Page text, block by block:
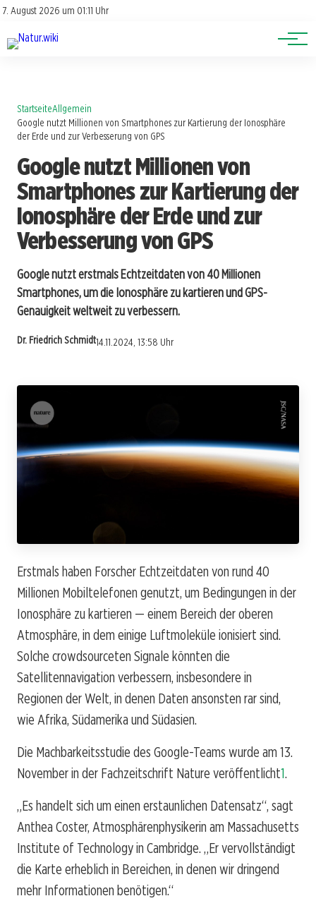
7. August 2026 um 01:11 Uhr
Account
Lexikon
Themen
StartseiteAllgemein
Google nutzt Millionen von Smartphones zur Kartierung der Ionosphäre
der Erde und zur Verbesserung von GPS
Google nutzt Millionen von
Smartphones zur Kartierung der
Ionosphäre der Erde und zur
Verbesserung von GPS
Google nutzt erstmals Echtzeitdaten von 40 Millionen
Smartphones, um die Ionosphäre zu kartieren und GPS-
Genauigkeit weltweit zu verbessern.
Dr. Friedrich Schmidt14.11.2024, 13:58 Uhr
Erstmals haben Forscher Echtzeitdaten von rund 40
Millionen Mobiltelefonen genutzt, um Bedingungen in der
Ionosphäre zu kartieren — einem Bereich der oberen
Atmosphäre, in dem einige Luftmoleküle ionisiert sind.
Solche crowdsourceten Signale könnten die
Satellitennavigation verbessern, insbesondere in
Regionen der Welt, in denen Daten ansonsten rar sind,
wie Afrika, Südamerika und Südasien.
Die Machbarkeitsstudie des Google-Teams wurde am 13.
November in der Fachzeitschrift Nature veröffentlicht1.
„Es handelt sich um einen erstaunlichen Datensatz“, sagt
Anthea Coster, Atmosphärenphysikerin am Massachusetts
Institute of Technology in Cambridge. „Er vervollständigt
die Karte erheblich in Bereichen, in denen wir dringend
mehr Informationen benötigen.“